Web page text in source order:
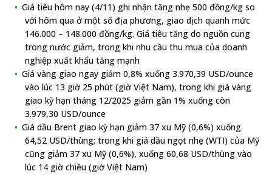
Giá tiêu hôm nay (4/11) ghi nhận tăng nhẹ 500 đồng/kg so
với hôm qua ở một số địa phương, giao dịch quanh mức
146.000 – 148.000 đồng/kg. Giá tiêu tăng do nguồn cung
trong nước giảm, trong khi nhu cầu thu mua của doanh
nghiệp xuất khẩu tăng mạnh
Giá vàng giao ngay giảm 0,8% xuống 3.970,39 USD/ounce
vào lúc 13 giờ 25 phút (giờ Việt Nam), trong khi giá vàng
giao kỳ hạn tháng 12/2025 giảm gần 1% xuống còn
3.979,30 USD/ounce
Giá dầu Brent giao kỳ hạn giảm 37 xu Mỹ (0,6%) xuống
64,52 USD/thùng; trong khi giá dầu ngọt nhẹ (WTI) của Mỹ
cũng giảm 37 xu Mỹ (0,6%), xuống 60,68 USD/thùng vào
lúc 14 giờ chiều (giờ Việt Nam)